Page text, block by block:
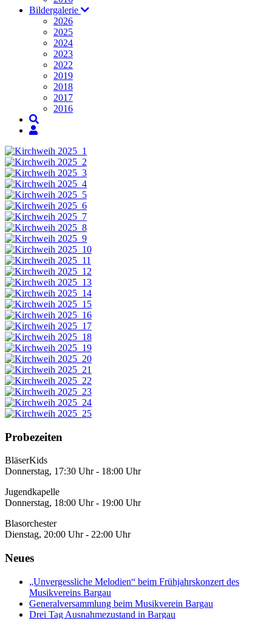
Bildergalerie
2026
2025
2024
2023
2022
2019
2018
2017
2016
Probezeiten
BläserKids
Donnerstag, 17:30 Uhr - 18:00 Uhr
Jugendkapelle
Donnerstag, 18:00 Uhr - 19:00 Uhr
Blasorchester
Dienstag, 20:00 Uhr - 22:00 Uhr
Neues
„Unvergessliche Melodien“ beim Frühjahrskonzert des
Musikvereins Bargau
Generalversammlung beim Musikverein Bargau
Drei Tag Ausnahmezustand in Bargau